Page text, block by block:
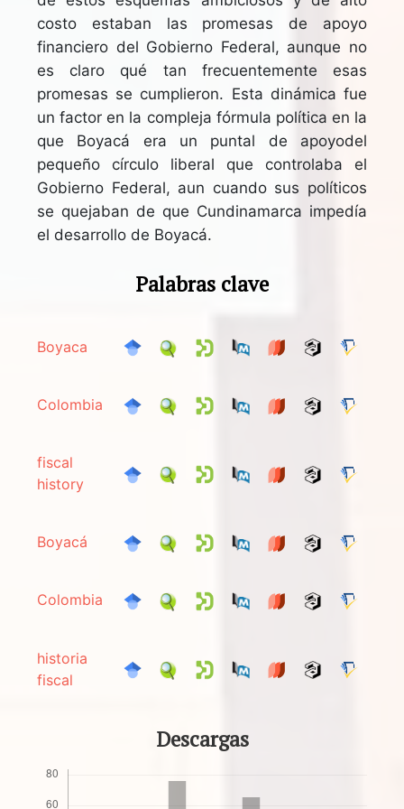
costo estaban las promesas de apoyo
financiero del Gobierno Federal, aunque no
es claro qué tan frecuentemente esas
promesas se cumplieron. Esta dinámica fue
un factor en la compleja fórmula política en la
que Boyacá era un puntal de apoyodel
pequeño círculo liberal que controlaba el
Gobierno Federal, aun cuando sus políticos
se quejaban de que Cundinamarca impedía
el desarrollo de Boyacá.
Palabras clave
Boyaca
Colombia
fiscal
history
Boyacá
Colombia
historia
fiscal
Descargas